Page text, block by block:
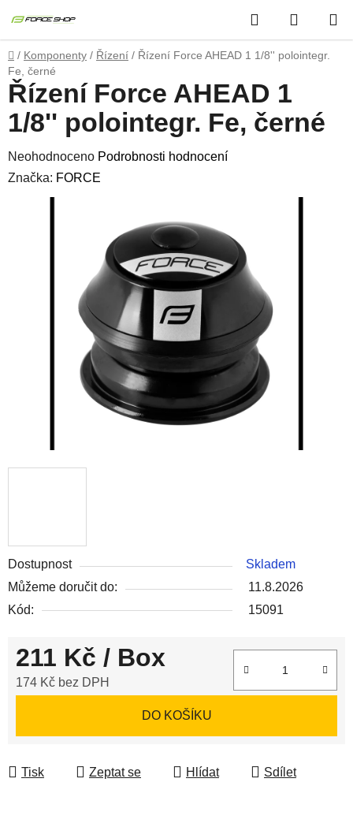
na
obsah
Hledat
KOŠÍK
Domů
/ Komponenty / Řízení / Řízení Force AHEAD 1 1/8'' polointegr.
Fe, černé
Dostupnost
Skladem
Můžeme doručit do:
11.8.2026
Kód:
15091
211 Kč / Box
174 Kč bez DPH
DO KOŠÍKU
Tisk Zeptat se Hlídat Sdílet
Řízení Force AHEAD 1
1/8'' polointegr. Fe, černé
Průměrné
hodnocení
produktu
Neohodnoceno Podrobnosti hodnocení
Značka: FORCE